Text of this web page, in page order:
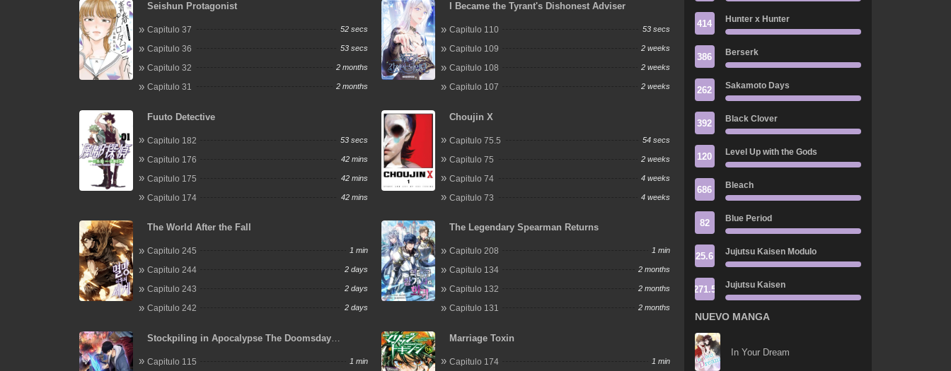
Seishun Protagonist
Capitulo 37 52 secs
Capitulo 36 53 secs
Capitulo 32 2 months
Capitulo 31 2 months
I Became the Tyrant's Dishonest Adviser
Capitulo 110 53 secs
Capitulo 109 2 weeks
Capitulo 108 2 weeks
Capitulo 107 2 weeks
Fuuto Detective
Capitulo 182 53 secs
Capitulo 176 42 mins
Capitulo 175 42 mins
Capitulo 174 42 mins
Choujin X
Capitulo 75.5 54 secs
Capitulo 75 2 weeks
Capitulo 74 4 weeks
Capitulo 73 4 weeks
The World After the Fall
Capitulo 245 1 min
Capitulo 244 2 days
Capitulo 243 2 days
Capitulo 242 2 days
The Legendary Spearman Returns
Capitulo 208 1 min
Capitulo 134 2 months
Capitulo 132 2 months
Capitulo 131 2 months
Stockpiling in Apocalypse The Doomsday
the Beginning
Capitulo 115 1 min
Marriage Toxin
Capitulo 174 1 min
414 Hunter x Hunter
386 Berserk
262 Sakamoto Days
392 Black Clover
120 Level Up with the Gods
686 Bleach
82 Blue Period
25.6 Jujutsu Kaisen Modulo
271.5 Jujutsu Kaisen
NUEVO MANGA
In Your Dream